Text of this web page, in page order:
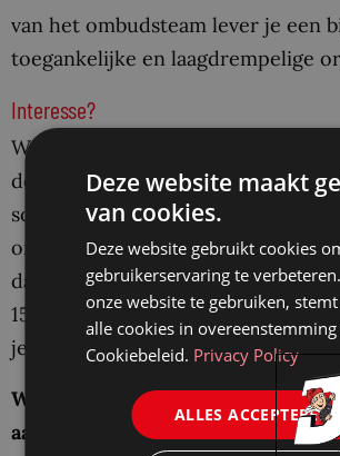
van het ombudsteam lever je een
toegankelijke en laagdrempelige
Interesse?
Wil je meer weten over de
deze bij je passen? Stuur dan een
sollicitaties@skgz.nl. Een collega
ombudsteam neemt contact met je
dat deze baan helemaal bij je
15 december een mail met een
je cv naar sollicitaties@skgz.nl.
We hebben geen behoefte aan
aanleiding van deze vacature.
Deze website maakt
van cookies.
Deze website gebruikt cookies
gebruikerservaring te
onze website te gebruiken,
alle cookies in
Cookiebeleid. Privacy Policy
ALLES ACCEPTEREN